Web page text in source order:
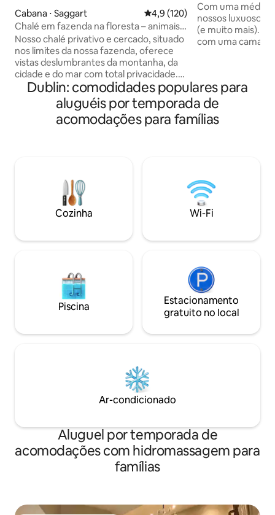
Cabana ⋅ Saggart 4,9 de uma avaliação média de
4,9 (120)
Chalé em fazenda na floresta – animais e
natureza
Nosso chalé privativo e cercado, situado
nos limites da nossa fazenda, oferece
vistas deslumbrantes da montanha, da
cidade e do mar com total privacidade.
Possui chuveiro com água quente,
máquina de café, água filtrada, chaleira,
aquecedor a gás, cobertor elétrico,
minigeladeira, micro-ondas e acesso
animais da nossa fazenda (cavalo,
alpaca, ovelhas, cabras) Um ônibus
direto para o centro da cidade fica a
apenas 350 m de distância. Não é
deficiência.
Com uma média
nossos luxuosos
(e muito mais). Há espaço para relaxar,
com uma cama
uma mesa de
lavar/secar,
muitos
designer. Além
HDTV para
Vindas cheio de
Dublin: comodidades populares para
aluguéis por temporada de
acomodações para famílias
Cozinha Wi-Fi
Piscina
Estacionamento
gratuito no local
Ar-condicionado
Aluguel por temporada de
acomodações com hidromassagem para
famílias